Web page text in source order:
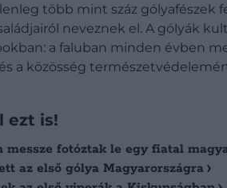
több mint száz gólyafészek
neveznek el. A gólyák
a faluban minden évben
a közösség
ezt is!
messze fotóztak le egy fiatal
az első gólya Magyarországra